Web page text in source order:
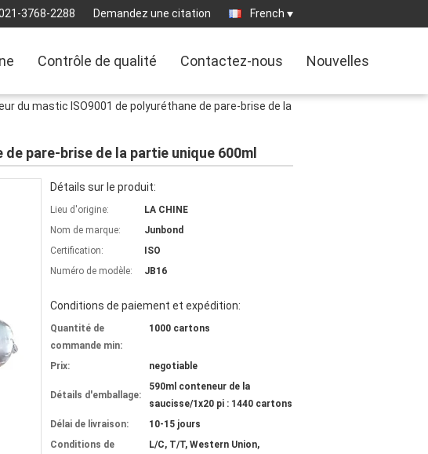
3768-2288 Demandez une citation French
Contrôle de qualité Contactez-nous Nouvelles
du mastic ISO9001 de polyuréthane de pare-brise de la
pare-brise de la partie unique 600ml
Détails sur le produit:
Lieu d'origine:
LA CHINE
Nom de marque:
Junbond
Certification:
ISO
Numéro de modèle:
JB16
Conditions de paiement et expédition:
Quantité de
commande min:
1000 cartons
Prix: negotiable
Détails d'emballage:
590ml conteneur de la
saucisse/1x20 pi : 1440 cartons
Délai de livraison:
10-15 jours
Conditions de
L/C, T/T, Western Union,